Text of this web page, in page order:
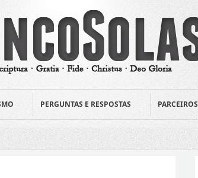
PERGUNTAS E RESPOSTAS PARCEIROS